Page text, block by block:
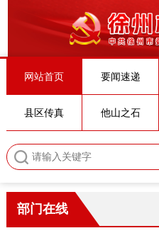
网站首页 要闻速递
县区传真 他山之石
部门在线